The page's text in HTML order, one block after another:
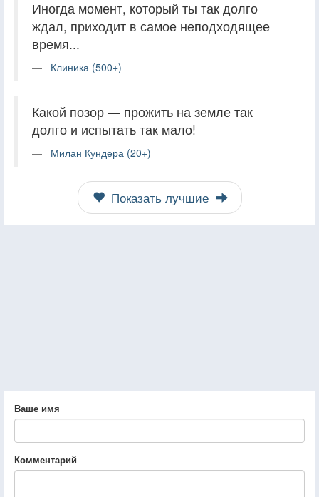
Иногда момент, который ты так долго
ждал, приходит в самое неподходящее
время...
Клиника (500+)
Какой позор — прожить на земле так
долго и испытать так мало!
Милан Кундера (20+)
Показать лучшие
Ваше имя
Комментарий